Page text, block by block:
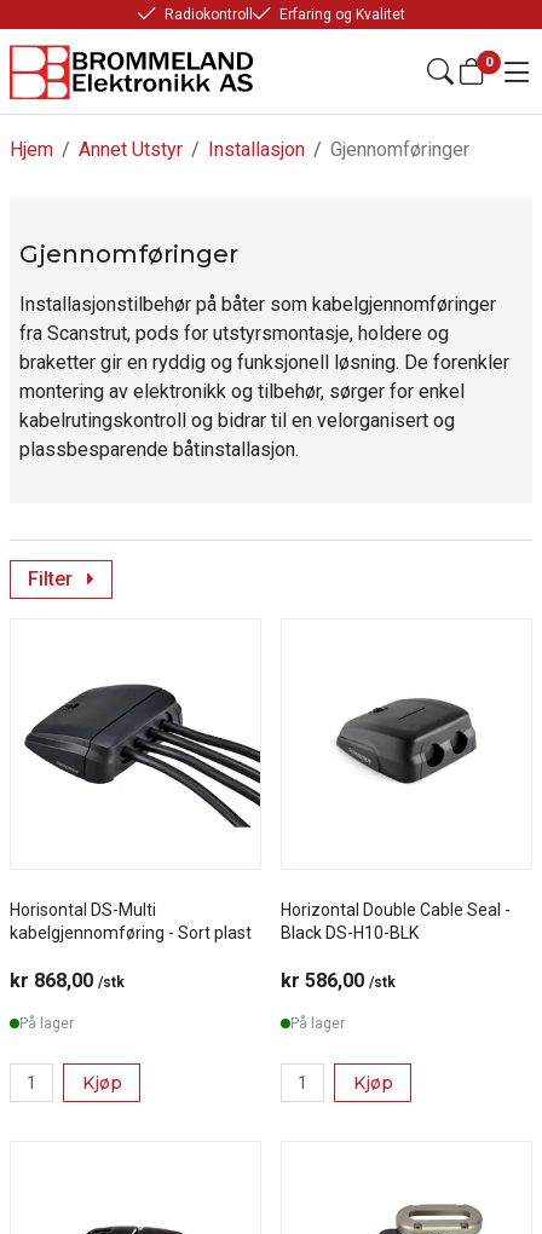
Radiokontroll Erfaring og Kvalitet
0
/
Hjem /
Annet Utstyr /
Installasjon Gjennomføringer
Gjennomføringer
Installasjonstilbehør på båter som kabelgjennomføringer
fra Scanstrut, pods for utstyrsmontasje, holdere og
braketter gir en ryddig og funksjonell løsning. De forenkler
montering av elektronikk og tilbehør, sørger for enkel
kabelrutingskontroll og bidrar til en velorganisert og
plassbesparende båtinstallasjon.
Filter
Horisontal DS-Multi
kabelgjennomføring - Sort plast
kr 868,00 /stk
På lager
Kjøp
Horizontal Double Cable Seal -
Black DS-H10-BLK
kr 586,00 /stk
På lager
Kjøp